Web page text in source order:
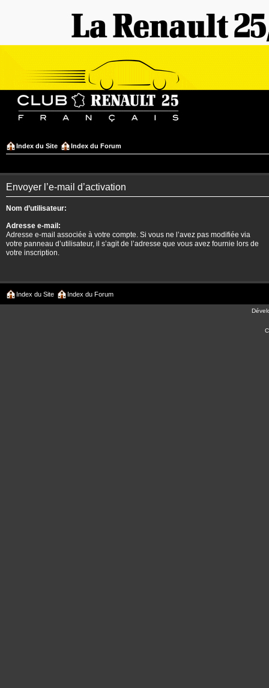
Index du Site Index du Forum
Envoyer l’e-mail d’activation
Nom d’utilisateur:
Adresse e-mail:
Adresse e-mail associée à votre compte. Si vous ne l’avez pas modifiée via
votre panneau d’utilisateur, il s’agit de l’adresse que vous avez fournie lors de
votre inscription.
Index du Site Index du Forum